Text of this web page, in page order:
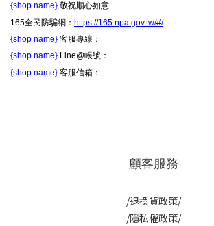
{shop name} 敬祝順心如意
165全民防騙網： https://165.npa.gov.tw/#/
{shop name} 客服專線：
{shop name} Line@帳號：
{shop name} 客服信箱：
顧客服務
/退換貨政策/
/隱私權政策/